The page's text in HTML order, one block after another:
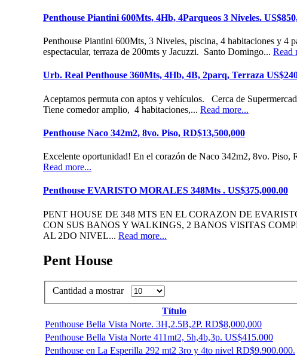
Penthouse Piantini 600Mts, 4Hb, 4Parqueos 3 Niveles.
Penthouse Piantini 600Mts, 3 Niveles, piscina, 4 habitaciones y 4
espectacular, terraza de 200mts y Jacuzzi. Santo Domingo... Read
Urb. Real Penthouse 360Mts, 4Hb, 4B, 2parq, Terraza
Aceptamos permuta con aptos y vehículos. Cerca de
Tiene comedor amplio, 4 habitaciones,... Read more...
Penthouse Naco 342m2, 8vo. Piso, RD$13,500,000
Excelente oportunidad! En el corazón de Naco 342m2, 8vo.
Read more...
Penthouse EVARISTO MORALES 348Mts . US$375,000.00
PENT HOUSE DE 348 MTS EN EL CORAZON DE
CON SUS BANOS Y WALKINGS, 2 BANOS VISITAS
AL 2DO NIVEL... Read more...
Pent House
Cantidad a mostrar
Título
Penthouse Bella Vista Norte. 3H,2.5B,2P. RD$8,000,000
Penthouse Bella Vista Norte 411mt2, 5h,4b,3p. US$415.000
Penthouse en La Esperilla 292 mt2 3ro y 4to nivel RD$9.900.000.